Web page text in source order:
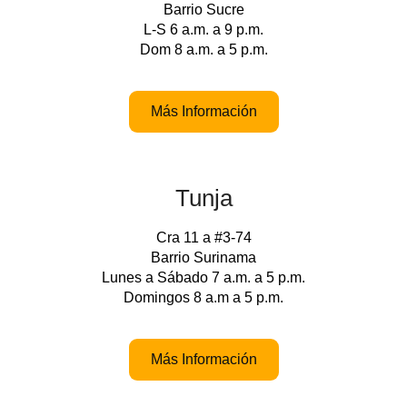
Barrio Sucre
L-S 6 a.m. a 9 p.m.
Dom 8 a.m. a 5 p.m.
Más Información
Tunja
Cra 11 a #3-74
Barrio Surinama
Lunes a Sábado 7 a.m. a 5 p.m.
Domingos 8 a.m a 5 p.m.
Más Información